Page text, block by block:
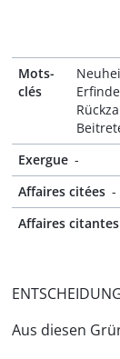
Mots-
clés
Exergue -
Affaires citées -
Affaires citantes
Aus diesen